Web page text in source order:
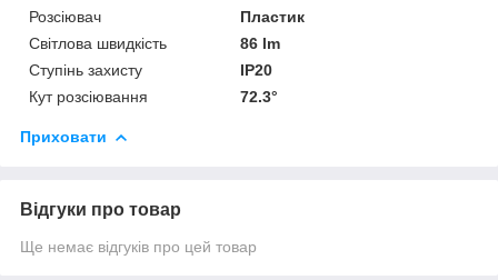
Розсіювач
Пластик
Світлова швидкість
86 lm
Ступінь захисту
IP20
Кут розсіювання
72.3°
Приховати
Відгуки про товар
Ще немає відгуків про цей товар